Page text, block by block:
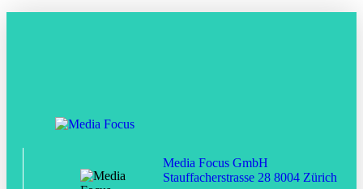
Media Focus GmbH
Stauffacherstrasse 28 8004 Zürich